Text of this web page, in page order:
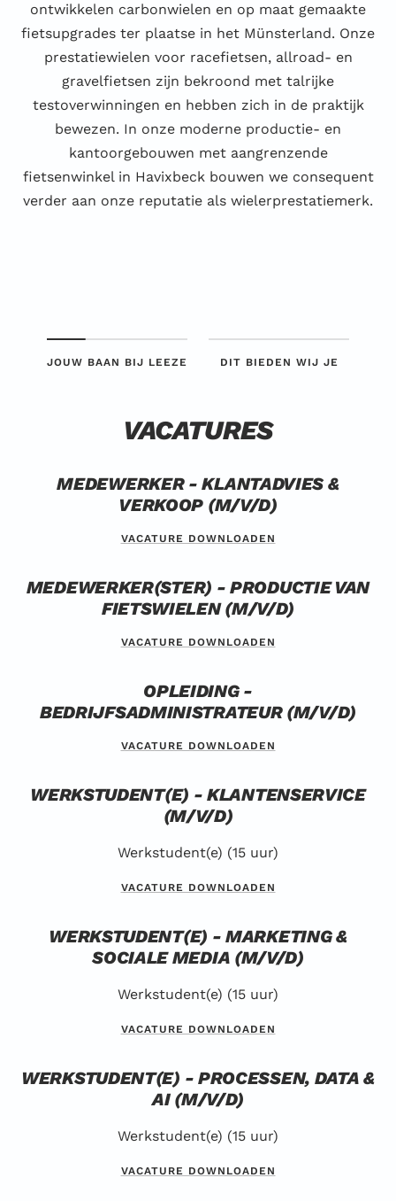
ontwikkelen carbonwielen en op maat gemaakte
fietsupgrades ter plaatse in het Münsterland. Onze
prestatiewielen voor racefietsen, allroad- en
gravelfietsen zijn bekroond met talrijke
testoverwinningen en hebben zich in de praktijk
bewezen. In onze moderne productie- en
kantoorgebouwen met aangrenzende
fietsenwinkel in Havixbeck bouwen we consequent
verder aan onze reputatie als wielerprestatiemerk.
JOUW BAAN BIJ LEEZE DIT BIEDEN WIJ JE
VACATURES
MEDEWERKER - KLANTADVIES &
VERKOOP (M/V/D)
VACATURE DOWNLOADEN
MEDEWERKER(STER) - PRODUCTIE VAN
FIETSWIELEN (M/V/D)
VACATURE DOWNLOADEN
OPLEIDING -
BEDRIJFSADMINISTRATEUR (M/V/D)
VACATURE DOWNLOADEN
WERKSTUDENT(E) - KLANTENSERVICE
(M/V/D)
Werkstudent(e) (15 uur)
VACATURE DOWNLOADEN
WERKSTUDENT(E) - MARKETING &
SOCIALE MEDIA (M/V/D)
Werkstudent(e) (15 uur)
VACATURE DOWNLOADEN
WERKSTUDENT(E) - PROCESSEN, DATA &
AI (M/V/D)
Werkstudent(e) (15 uur)
VACATURE DOWNLOADEN